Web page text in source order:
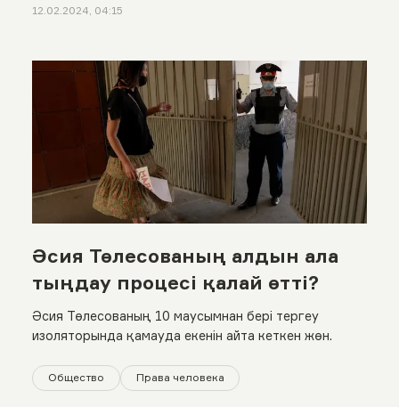
12.02.2024, 04:15
Әсия Төлесованың алдын ала
тыңдау процесі қалай өтті?
Әсия Төлесованың 10 маусымнан бері тергеу
изоляторында қамауда екенін айта кеткен жөн.
Общество Права человека